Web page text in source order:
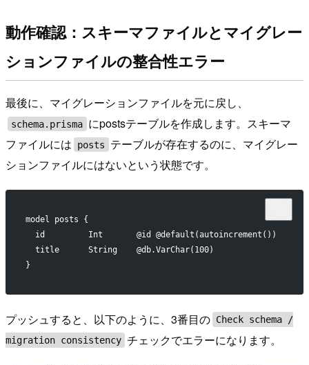
動作確認：スキーマファイルとマイグレー
ションファイルの整合性エラー
最後に、マイグレーションファイルを元に戻し、
schema.prisma にpostsテーブルを作成します。スキーマ
ファイルには
posts
テーブルが存在するのに、マイグレー
ションファイルにはないという状態です。
model posts {
  id         Int       @id @default(autoincrement())
  title      String    @db.VarChar(100)
}
プッシュすると、以下のように、3番目の Check schema /
migration consistency チェックでエラーになります。